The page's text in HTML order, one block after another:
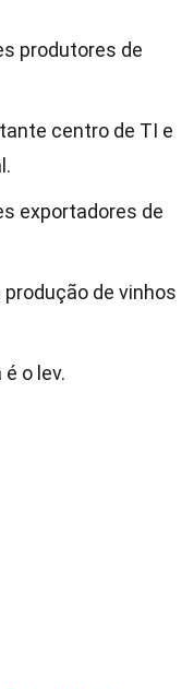
produtores de
centro de TI e
exportadores de
de vinhos
o lev.